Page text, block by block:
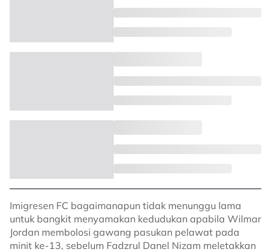
Imigresen FC bagaimanapun tidak menunggu lama
untuk bangkit menyamakan kedudukan apabila Wilmar
Jordan membolosi gawang pasukan pelawat pada
minit ke-13, sebelum Fadzrul Danel Nizam meletakkan